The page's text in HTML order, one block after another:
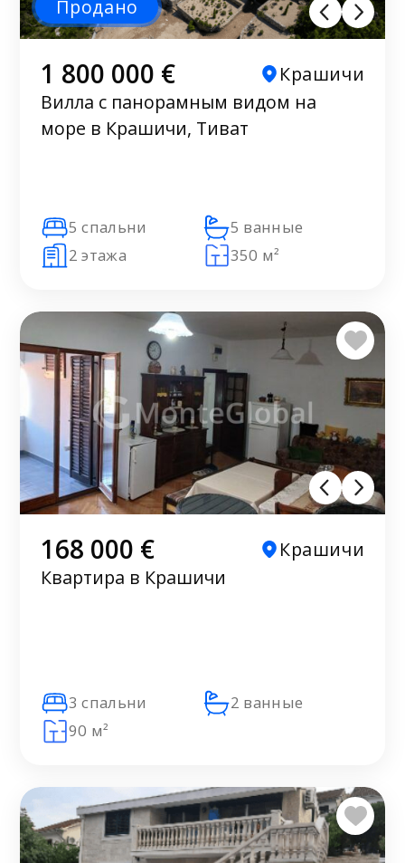
Продано
1 800 000 €
Крашичи
Вилла с панорамным видом на
море в Крашичи, Тиват
5 спальни
5 ванные
2 этажа
350 м²
168 000 €
Крашичи
Квартира в Крашичи
3 спальни
2 ванные
90 м²